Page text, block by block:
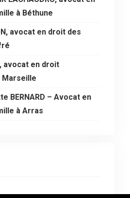
à Béthune
avocat en droit des
avocat en droit
Marseille
BERNARD – Avocat en
à Arras